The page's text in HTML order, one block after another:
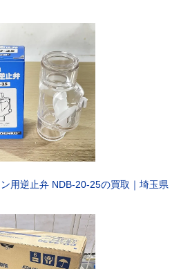
用逆止弁 NDB-20-25の買取｜埼玉県